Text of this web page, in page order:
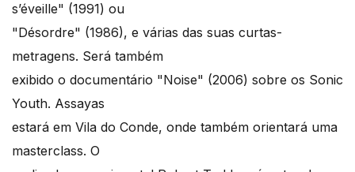
s’éveille" (1991) ou
"Désordre" (1986), e várias das suas curtas-
metragens. Será também
exibido o documentário "Noise" (2006) sobre os Sonic
Youth. Assayas
estará em Vila do Conde, onde também orientará uma
masterclass. O